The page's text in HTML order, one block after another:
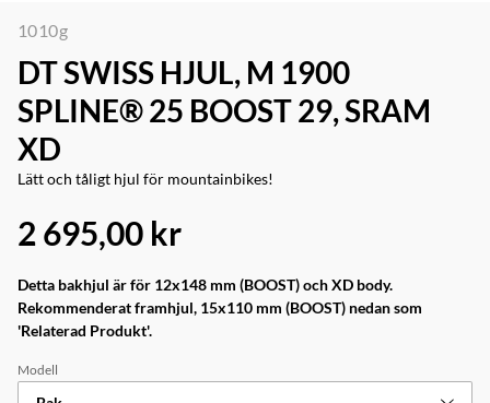
1010g
DT SWISS HJUL, M 1900
SPLINE® 25 BOOST 29, SRAM
XD
Lätt och tåligt hjul för mountainbikes!
2 695,00 kr
Detta bakhjul är för 12x148 mm (BOOST) och XD body.
Rekommenderat framhjul, 15x110 mm (BOOST) nedan som
'Relaterad Produkt'.
Modell